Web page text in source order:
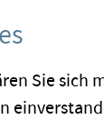
Im
Sie sich